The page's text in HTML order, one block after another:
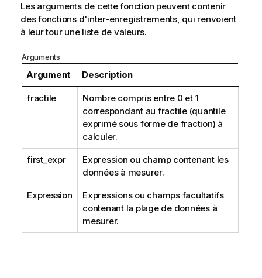
o
Les arguments de cette fonction peuvent contenir
des fonctions d'inter-enregistrements, qui renvoient
à leur tour une liste de valeurs.
Arguments
Argument Description
fractile
Nombre compris entre 0 et 1
correspondant au fractile (quantile
exprimé sous forme de fraction) à
calculer.
first_expr
Expression ou champ contenant les
données à mesurer.
Expression
Expressions ou champs facultatifs
contenant la plage de données à
mesurer.